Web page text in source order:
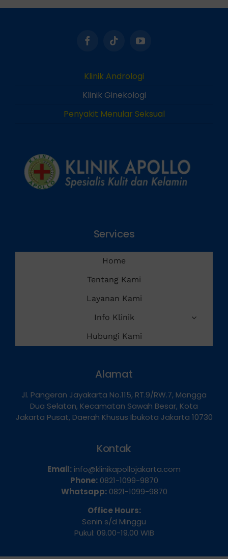
Klinik Andrologi
Klinik Ginekologi
Penyakit Menular Seksual
Services
Home
Tentang Kami
Layanan Kami
Info Klinik
Hubungi Kami
Alamat
Jl. Pangeran Jayakarta No.115, RT.9/RW.7, Mangga
Dua Selatan, Kecamatan Sawah Besar, Kota
Jakarta Pusat, Daerah Khusus Ibukota Jakarta 10730
Kontak
Email: info@klinikapollojakarta.com
Phone:0821-1099-9870
Whatsapp:0821-1099-9870
Office Hours:
Senin s/d Minggu
Pukul: 09.00-19.00 WIB